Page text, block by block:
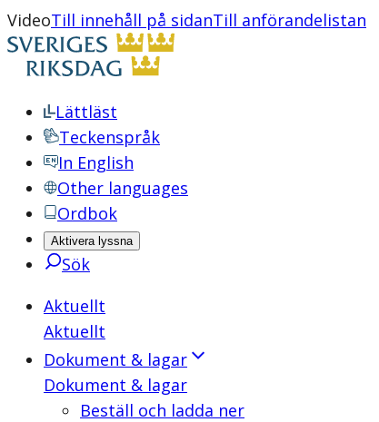
VideoTill innehåll på sidanTill anförandelistan
Lättläst
Teckenspråk
In English
Other languages
Ordbok
Aktivera lyssna
Sök
Aktuellt
Aktuellt
Dokument & lagar
Dokument & lagar
Beställ och ladda ner